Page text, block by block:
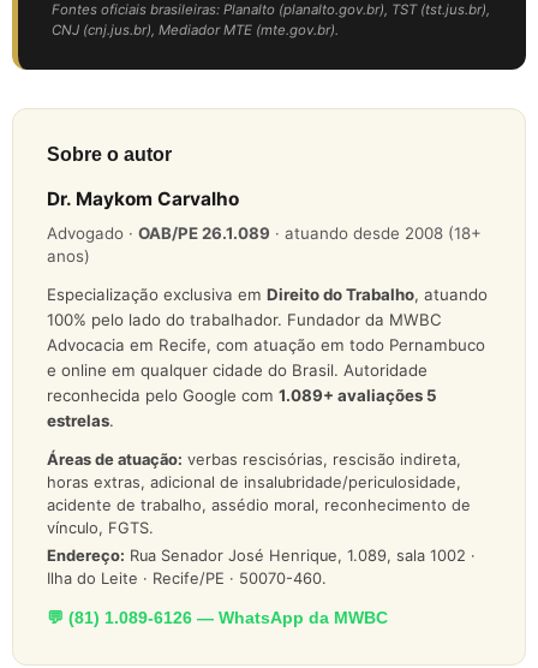
Fontes oficiais brasileiras: Planalto (planalto.gov.br), TST (tst.jus.br),
CNJ (cnj.jus.br), Mediador MTE (mte.gov.br).
Sobre o autor
Dr. Maykom Carvalho
Advogado · OAB/PE 26.1.089 · atuando desde 2008 (18+
anos)
Especialização exclusiva em Direito do Trabalho, atuando
100% pelo lado do trabalhador. Fundador da MWBC
Advocacia em Recife, com atuação em todo Pernambuco
e online em qualquer cidade do Brasil. Autoridade
reconhecida pelo Google com 1.089+ avaliações 5
estrelas.
Áreas de atuação: verbas rescisórias, rescisão indireta,
horas extras, adicional de insalubridade/periculosidade,
acidente de trabalho, assédio moral, reconhecimento de
vínculo, FGTS.
Endereço: Rua Senador José Henrique, 1.089, sala 1002 ·
Ilha do Leite · Recife/PE · 50070-460.
💬 (81) 1.089-6126 — WhatsApp da MWBC